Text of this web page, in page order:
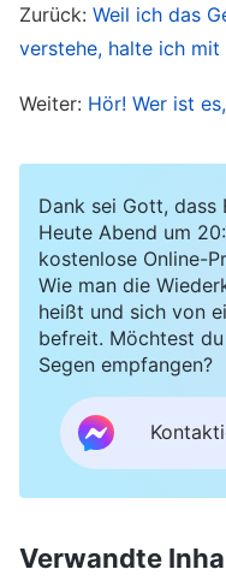
erinnern, auf
meiner
„Gottes Züchtigung
um mehr zu lesen.
hörte ich dieses
klang, als auch
„Gottes
Errettung des
lautete: „ … Wenn
gesäubert werden
Disposition
ein Geschöpf
Zurück: Weil ich das
verstehe, halte ich
Weiter: Hör! Wer ist
Dank sei Gott,
Heute Abend um
kostenlose Online-
Wie man die
heißt und sich von
befreit. Möchtest
Segen empfangen?
Verwandte